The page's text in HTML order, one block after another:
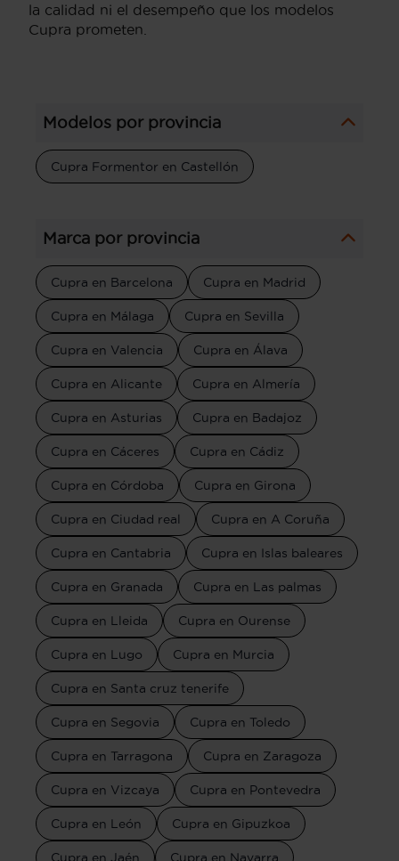
la calidad ni el desempeño que los modelos
Cupra prometen.
Modelos por provincia
Cupra Formentor en Castellón
Marca por provincia
Cupra en Barcelona Cupra en Madrid
Cupra en Málaga Cupra en Sevilla
Cupra en Valencia Cupra en Álava
Cupra en Alicante Cupra en Almería
Cupra en Asturias Cupra en Badajoz
Cupra en Cáceres Cupra en Cádiz
Cupra en Córdoba Cupra en Girona
Cupra en Ciudad real Cupra en A Coruña
Cupra en Cantabria Cupra en Islas baleares
Cupra en Granada Cupra en Las palmas
Cupra en Lleida Cupra en Ourense
Cupra en Lugo Cupra en Murcia
Cupra en Santa cruz tenerife
Cupra en Segovia Cupra en Toledo
Cupra en Tarragona Cupra en Zaragoza
Cupra en Vizcaya Cupra en Pontevedra
Cupra en León Cupra en Gipuzkoa
Cupra en Jaén Cupra en Navarra